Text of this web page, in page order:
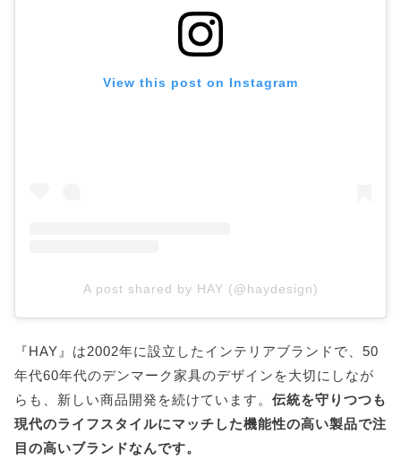
View this post on Instagram
A post shared by HAY (@haydesign)
『HAY』は2002年に設立したインテリアブランドで、50
年代60年代のデンマーク家具のデザインを大切にしなが
らも、新しい商品開発を続けています。 伝統を守りつつも
現代のライフスタイルにマッチした機能性の高い製品で注
目の高いブランドなんです。